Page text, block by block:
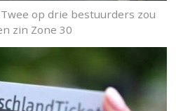
op drie bestuurders zou
zin Zone 30